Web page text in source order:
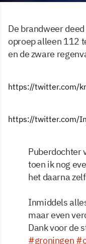
De brandweer
oproep alleen 112
en de zware
https://twitter.com/
https://twitter.com/
Puberdochter
toen ik nog
het daarna
Inmiddels
maar even
Dank voor de
#groningen